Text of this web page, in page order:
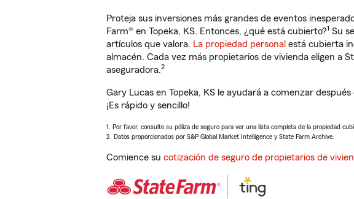
Proteja sus inversiones más grandes de eventos
Farm® en Topeka, KS. Entonces, ¿qué está cubierto?1 Su
artículos que valora. La propiedad personal está cubierta
almacén. Cada vez más propietarios de vivienda eligen a
aseguradora.2
Gary Lucas en Topeka, KS le ayudará a comenzar
¡Es rápido y sencillo!
1. Por favor, consulte su póliza de seguro para ver una lista completa de la propiedad
2. Datos proporcionados por S&P Global Market Intelligence y State Farm Archive.
Comience su cotización de seguro de propietarios de